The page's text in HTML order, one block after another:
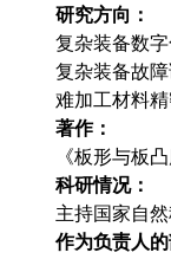
研究方向：
复杂装备数
复杂装备故
难加工材料精
著作：
《板形与板
科研情况：
主持国家自
作为负责人的